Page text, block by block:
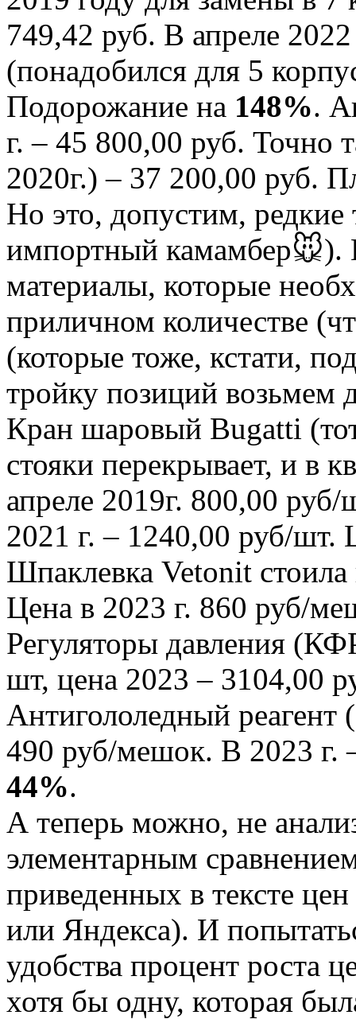
749,42 руб. В апреле
(понадобился для 5
Подорожание на 148%.
г. – 45 800,00 руб. Точно
2020г.) – 37 200,00 руб.
Но это, допустим, редкие
импортный камамбер🐭).
материалы, которые
приличном количестве
(которые тоже, кстати,
тройку позиций возьмем
Кран шаровый Bugatti
стояки перекрывает, и в
апреле 2019г. 800,00 руб/
2021 г. – 1240,00 руб/шт.
Шпаклевка Vetonit
Цена в 2023 г. 860 руб/
Регуляторы давления
шт, цена 2023 – 3104,00
Антигололедный
490 руб/мешок. В 2023
44%.
А теперь можно, не
элементарным
приведенных в тексте
или Яндекса). И
удобства процент
хотя бы одну, которая